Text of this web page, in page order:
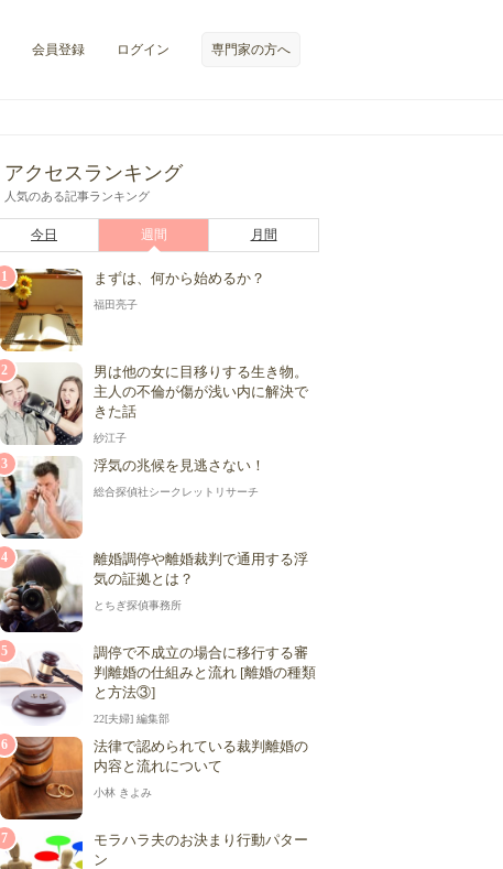
会員登録 ログイン 専門家の方へ
アクセスランキング
人気のある記事ランキング
今日 週間 月間
1 まずは、何から始めるか？
福田亮子
2
男は他の女に目移りする生き物。
主人の不倫が傷が浅い内に解決で
きた話
紗江子
3 浮気の兆候を見逃さない！
総合探偵社シークレットリサーチ
4
離婚調停や離婚裁判で通用する浮
気の証拠とは？
とちぎ探偵事務所
5
調停で不成立の場合に移行する審
判離婚の仕組みと流れ [離婚の種類
と方法③]
22[夫婦] 編集部
6
法律で認められている裁判離婚の
内容と流れについて
小林 きよみ
7
モラハラ夫のお決まり行動パター
ン